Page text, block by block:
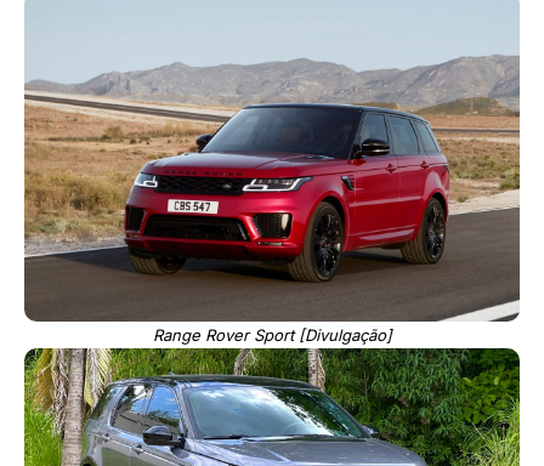
Range Rover Sport [Divulgação]